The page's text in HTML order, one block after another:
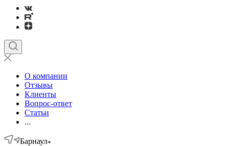
О компании
Отзывы
Клиенты
Вопрос-ответ
Статьи
...
Барнаул